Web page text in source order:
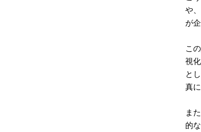
や
が
こ
視
と
真
ま
的